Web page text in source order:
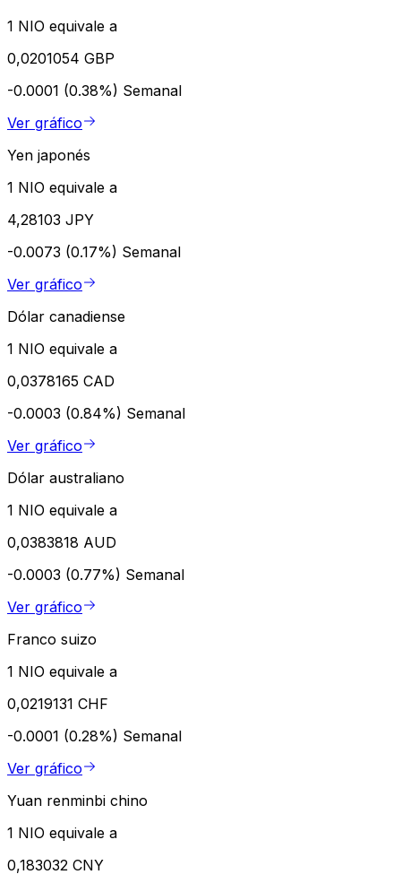
1 NIO equivale a
0,0201054 GBP
-0.0001 (0.38%) Semanal
Ver gráfico
Yen japonés
1 NIO equivale a
4,28103 JPY
-0.0073 (0.17%) Semanal
Ver gráfico
Dólar canadiense
1 NIO equivale a
0,0378165 CAD
-0.0003 (0.84%) Semanal
Ver gráfico
Dólar australiano
1 NIO equivale a
0,0383818 AUD
-0.0003 (0.77%) Semanal
Ver gráfico
Franco suizo
1 NIO equivale a
0,0219131 CHF
-0.0001 (0.28%) Semanal
Ver gráfico
Yuan renminbi chino
1 NIO equivale a
0,183032 CNY